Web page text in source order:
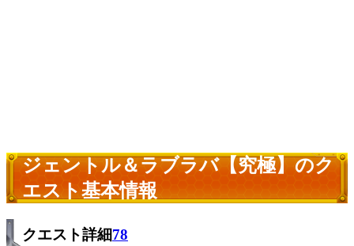
ジェントル＆ラブラバ【究極】のク
エスト基本情報
クエスト詳細78